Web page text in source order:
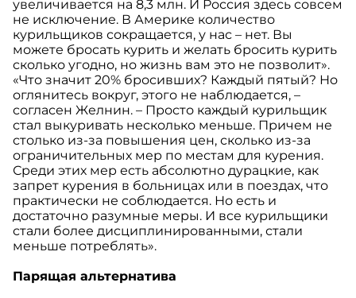
увеличивается на 8,3 млн. И Россия здесь совсем
не исключение. В Америке количество
курильщиков сокращается, у нас – нет. Вы
можете бросать курить и желать бросить курить
сколько угодно, но жизнь вам это не позволит».
«Что значит 20% бросивших? Каждый пятый? Но
оглянитесь вокруг, этого не наблюдается, –
согласен Желнин. – Просто каждый курильщик
стал выкуривать несколько меньше. Причем не
столько из-за повышения цен, сколько из-за
ограничительных мер по местам для курения.
Среди этих мер есть абсолютно дурацкие, как
запрет курения в больницах или в поездах, что
практически не соблюдается. Но есть и
достаточно разумные меры. И все курильщики
стали более дисциплинированными, стали
меньше потреблять».
Парящая альтернатива